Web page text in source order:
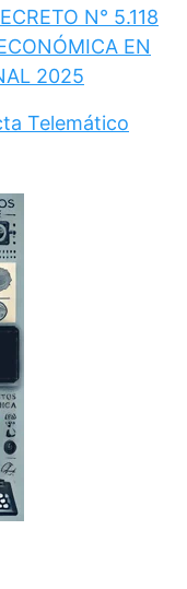
N° 5.118
EN
2025
Telemático